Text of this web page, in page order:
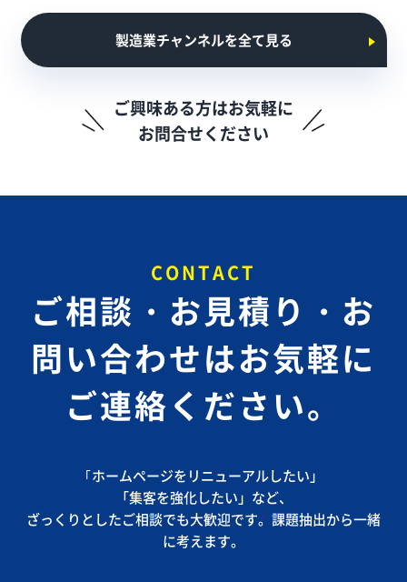
製造業チャンネルを全て見る
ご興味ある方はお気軽に
お問合せください
CONTACT
ご相談・お見積り・お
問い合わせはお気軽に
ご連絡ください。
｢ホームページをリニューアルしたい」
「集客を強化したい」など、
ざっくりとしたご相談でも大歓迎です。課題抽出から一緒
に考えます。